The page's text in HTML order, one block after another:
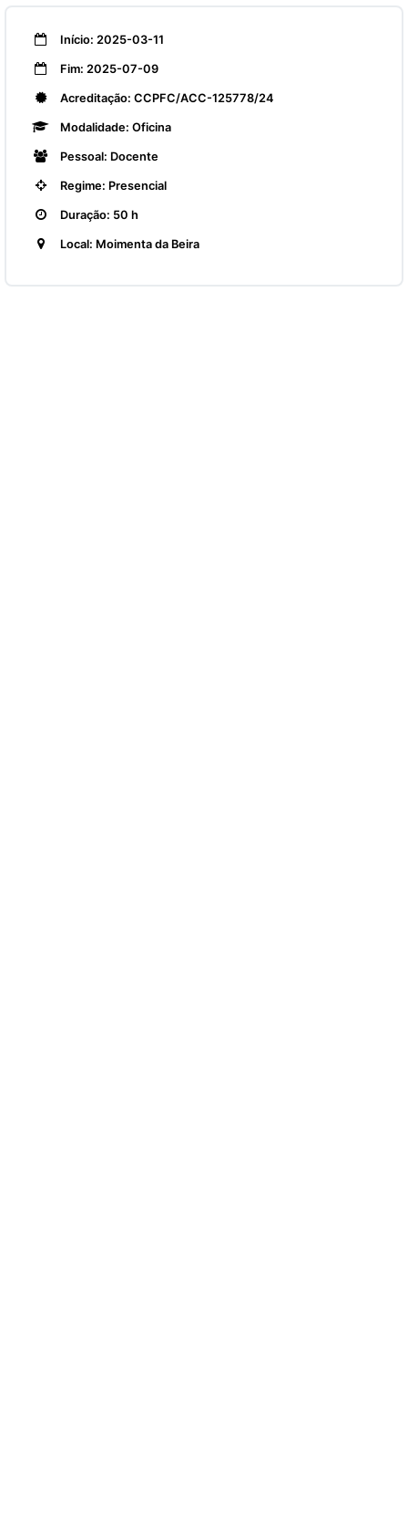
Início: 2025-03-11
Fim: 2025-07-09
Acreditação: CCPFC/ACC-125778/24
Modalidade: Oficina
Pessoal: Docente
Regime: Presencial
Duração: 50 h
Local: Moimenta da Beira